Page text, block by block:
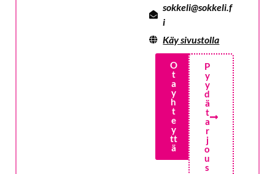
sokkeli@sokkeli.f
i
Käy sivustolla
O
t
a
y
h
t
e
y
tt
ä
P
y
y
d
ä
t
a
r
j
o
u
s